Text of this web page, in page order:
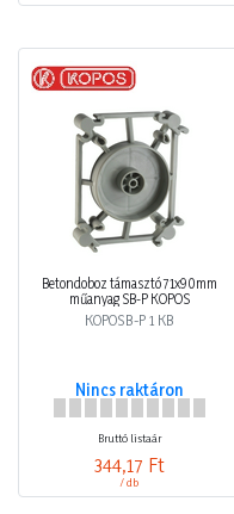
Betondoboz támasztó 71x90mm
műanyag SB-P KOPOS
KOPOSB-P 1 KB
Nincs raktáron
Bruttó listaár
344,17 Ft
/ db